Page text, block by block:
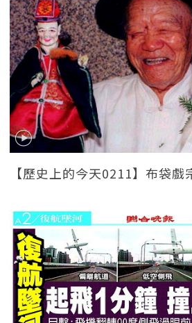
【歷史上的今天0211】布袋戲